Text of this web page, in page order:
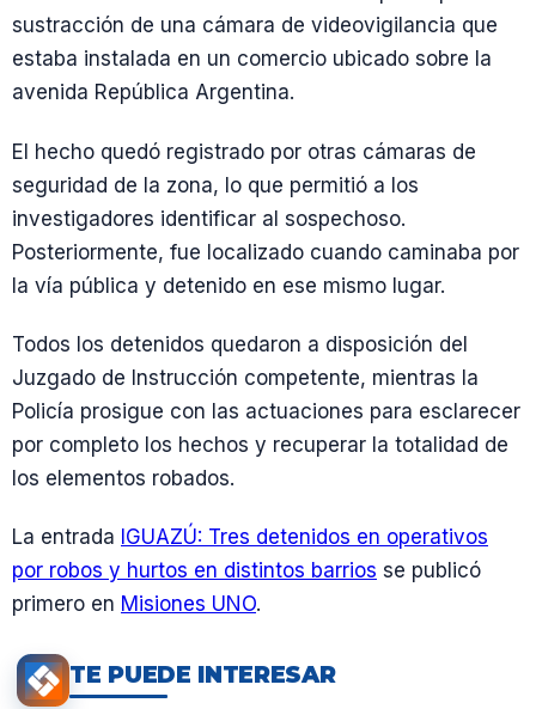
sustracción de una cámara de videovigilancia que
estaba instalada en un comercio ubicado sobre la
avenida República Argentina.
El hecho quedó registrado por otras cámaras de
seguridad de la zona, lo que permitió a los
investigadores identificar al sospechoso.
Posteriormente, fue localizado cuando caminaba por
la vía pública y detenido en ese mismo lugar.
Todos los detenidos quedaron a disposición del
Juzgado de Instrucción competente, mientras la
Policía prosigue con las actuaciones para esclarecer
por completo los hechos y recuperar la totalidad de
los elementos robados.
La entrada IGUAZÚ: Tres detenidos en operativos
por robos y hurtos en distintos barrios se publicó
primero en Misiones UNO.
TE PUEDE INTERESAR